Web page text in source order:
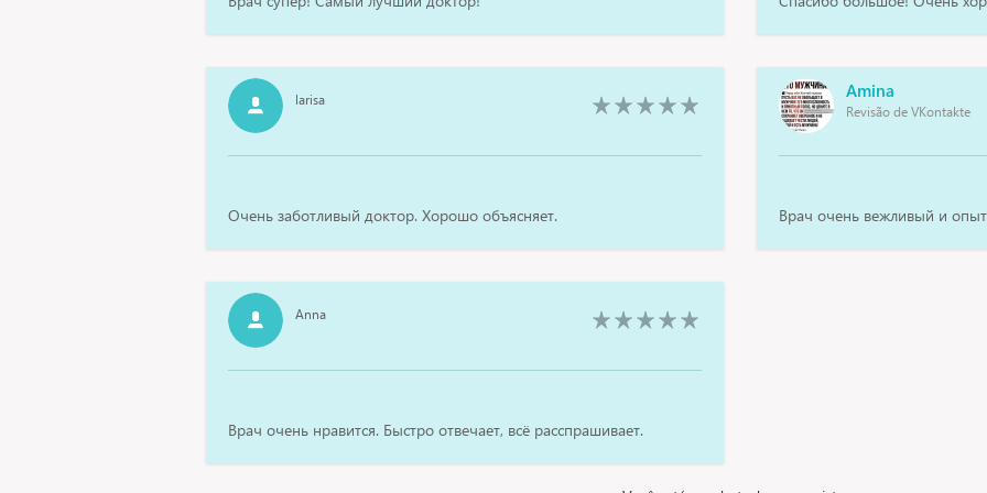
larisa
Очень заботливый доктор. Хорошо объясняет.
Amina
Revisão de VKontakte
Врач очень вежливый и
Anna
Врач очень нравится. Быстро отвечает, всё расспрашивает.